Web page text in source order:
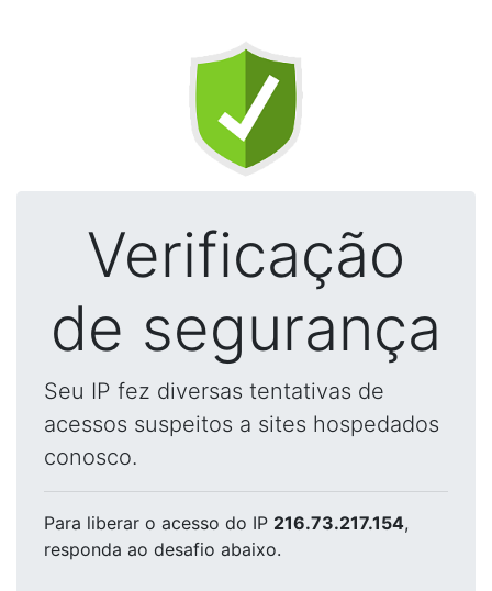
Verificação
de segurança
Seu IP fez diversas tentativas de
acessos suspeitos a sites hospedados
conosco.
Para liberar o acesso do IP 216.73.217.154,
responda ao desafio abaixo.